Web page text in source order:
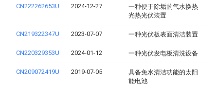
CN222262653U 2024-12-27
一种便于除垢的气水换热
光热光伏装置
CN219322347U 2023-07-07 一种光伏板表面清洁装置
CN220329353U 2024-01-12 一种光伏发电板清洗设备
CN209072419U 2019-07-05
具备免水清洁功能的太阳
能电池